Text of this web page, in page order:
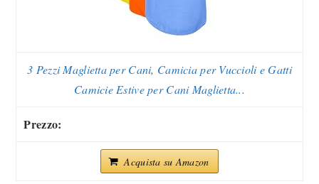
3 Pezzi Maglietta per Cani, Camicia per Vuccioli e Gatti
Camicie Estive per Cani Maglietta...
Acquista su Amazon